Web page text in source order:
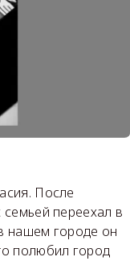
После
переехал в
нашем городе он
полюбил город